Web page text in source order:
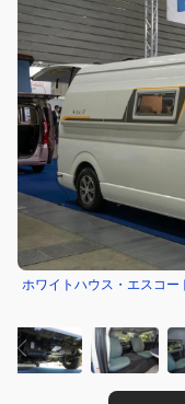
ホワイトハウス・エスコー